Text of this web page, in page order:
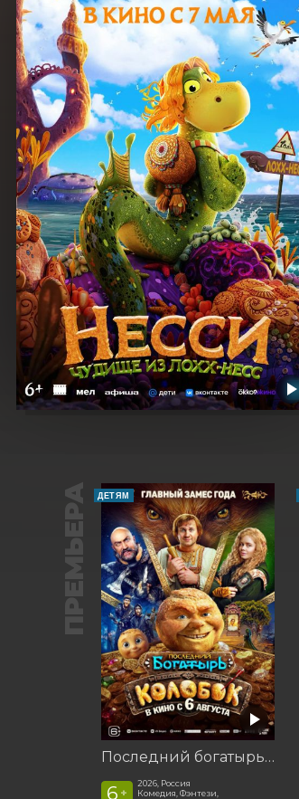
ПРЕМЬЕРА ДЕТЯМ
Последний богатырь. Колобок
6 +
2026, Россия
Комедия, Фэнтези,